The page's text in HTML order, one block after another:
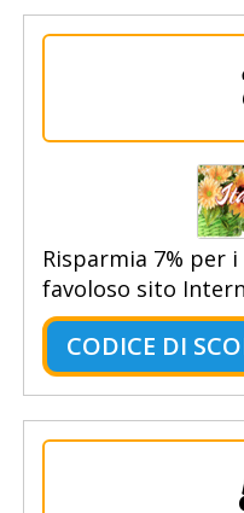
Risparmia 7% per
favoloso sito
CODICE DI